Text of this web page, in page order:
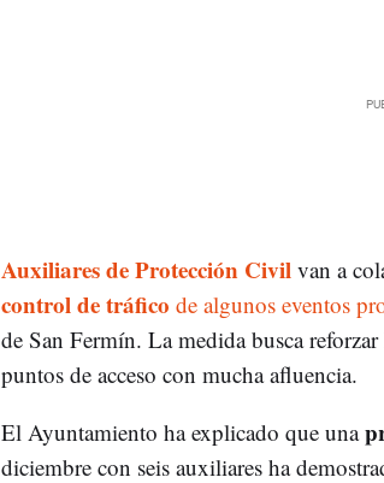
Auxiliares de Protección Civil van a
control de tráfico de algunos eventos
de San Fermín. La medida busca
puntos de acceso con mucha afluencia.
El Ayuntamiento ha explicado que una
diciembre con seis auxiliares ha